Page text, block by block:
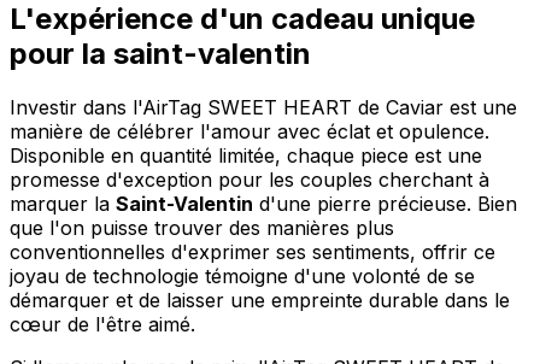
L'expérience d'un cadeau unique
pour la saint-valentin
Investir dans l'AirTag SWEET HEART de Caviar est une
manière de célébrer l'amour avec éclat et opulence.
Disponible en quantité limitée, chaque piece est une
promesse d'exception pour les couples cherchant à
marquer la Saint-Valentin d'une pierre précieuse. Bien
que l'on puisse trouver des manières plus
conventionnelles d'exprimer ses sentiments, offrir ce
joyau de technologie témoigne d'une volonté de se
démarquer et de laisser une empreinte durable dans le
cœur de l'être aimé.